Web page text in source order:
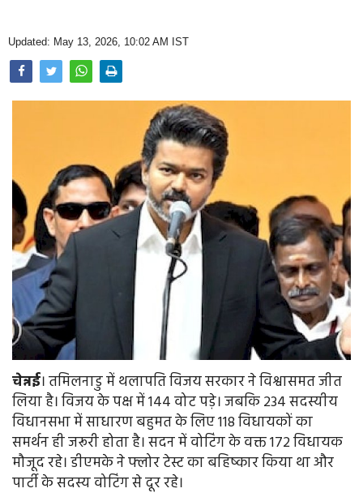
Photo Gallery
Home
Updated: May 13, 2026, 10:02 AM IST
चेन्नई। तमिलनाडु में थलापति विजय सरकार ने विश्वासमत जीत
लिया है। विजय के पक्ष में 144 वोट पड़े। जबकि 234 सदस्यीय
विधानसभा में साधारण बहुमत के लिए 118 विधायकों का
समर्थन ही जरूरी होता है। सदन में वोटिंग के वक्त 172 विधायक
मौजूद रहे। डीएमके ने फ्लोर टेस्ट का बहिष्कार किया था और
पार्टी के सदस्य वोटिंग से दूर रहे।